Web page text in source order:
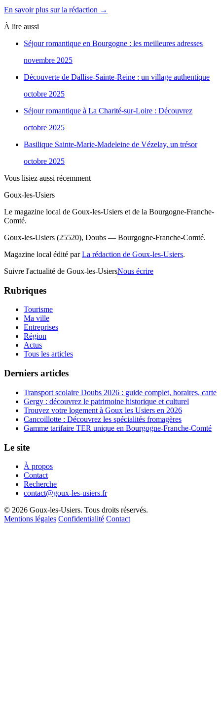
En savoir plus sur la rédaction →
À lire aussi
Séjour romantique en Bourgogne : les meilleures adresses
novembre 2025
Découverte de Dallise-Sainte-Reine : un village authentique
octobre 2025
Séjour romantique à La Charité-sur-Loire : Découvrez
octobre 2025
Basilique Sainte-Marie-Madeleine de Vézelay, un trésor
octobre 2025
Vous lisiez aussi récemment
Goux-les-Usiers
Le magazine local de Goux-les-Usiers et de la Bourgogne-Franche-
Comté.
Goux-les-Usiers (25520), Doubs — Bourgogne-Franche-Comté.
Magazine local édité parLa rédaction de Goux-les-Usiers.
Suivre l'actualité de Goux-les-UsiersNous écrire
Rubriques
Tourisme
Ma ville
Entreprises
Région
Actus
Tous les articles
Derniers articles
Transport scolaire Doubs 2026 : guide complet, horaires, carte
Gergy : découvrez le patrimoine historique et culturel
Trouvez votre logement à Goux les Usiers en 2026
Cancoillotte : Découvrez les spécialités fromagères
Gamme tarifaire TER unique en Bourgogne-Franche-Comté
Le site
À propos
Contact
Recherche
contact@goux-les-usiers.fr
© 2026 Goux-les-Usiers. Tous droits réservés.
Mentions légales Confidentialité Contact